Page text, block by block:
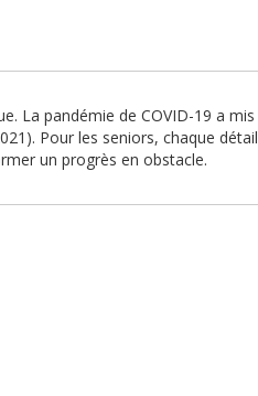
La pandémie de COVID-19 a mis
Pour les seniors, chaque détail
un progrès en obstacle.